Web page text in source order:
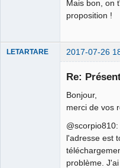
Mais bon, on
proposition !
LETARTARE 2017-07-26
Re:
Bonjour,
merci de vos
@scorpio810:
l'adresse est
problème.